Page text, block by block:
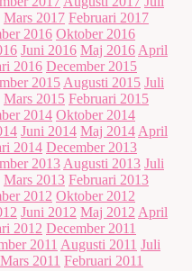
Mars 2017 Februari 2017
2016 Oktober 2016
Juni 2016 Maj 2016 April
2016 December 2015
2015 Augusti 2015 Juli
Mars 2015 Februari 2015
2014 Oktober 2014
Juni 2014 Maj 2014 April
2014 December 2013
2013 Augusti 2013 Juli
Mars 2013 Februari 2013
2012 Oktober 2012
Juni 2012 Maj 2012 April
2012 December 2011
2011 Augusti 2011 Juli
Mars 2011 Februari 2011